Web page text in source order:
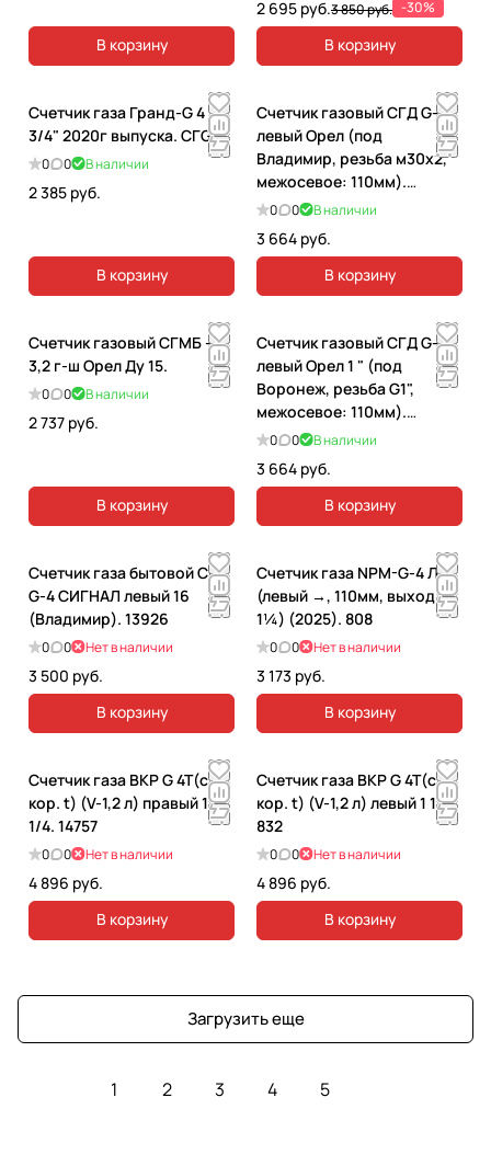
В корзину
2 695 руб.3 850 руб. -30%
В корзину
Счетчик газа Гранд-G 4
3/4" 2020г выпуска. СГG4
0 0 В наличии
2 385 руб.
В корзину
Счетчик газовый СГД G-4
левый Орел (под
Владимир, резьба м30х2,
межосевое: 110мм).
СП-00007090
0 0 В наличии
3 664 руб.
В корзину
Счетчик газовый СГМБ -
3,2 г-ш Орел Ду 15.
0 0 В наличии
2 737 руб.
В корзину
Счетчик газовый СГД G-4
левый Орел 1 " (под
Воронеж, резьба G1",
межосевое: 110мм).
СП-00006966
0 0 В наличии
3 664 руб.
В корзину
Счетчик газа бытовой СГК
G-4 СИГНАЛ левый 16
(Владимир). 13926
0 0 Нет в наличии
3 500 руб.
В корзину
Счетчик газа NPM-G-4 Л
(левый →, 110мм, выход
1¼) (2025). 808
0 0 Нет в наличии
3 173 руб.
В корзину
Счетчик газа ВКP G 4T(с
кор. t) (V-1,2 л) правый 1
1/4. 14757
0 0 Нет в наличии
4 896 руб.
В корзину
Счетчик газа ВКP G 4T(с
кор. t) (V-1,2 л) левый 1 1/4.
832
0 0 Нет в наличии
4 896 руб.
В корзину
Загрузить еще
1 2 3 4 5